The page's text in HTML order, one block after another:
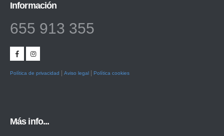
Información
655 913 355
Política de privacidad Aviso legal Política cookies
Más info...